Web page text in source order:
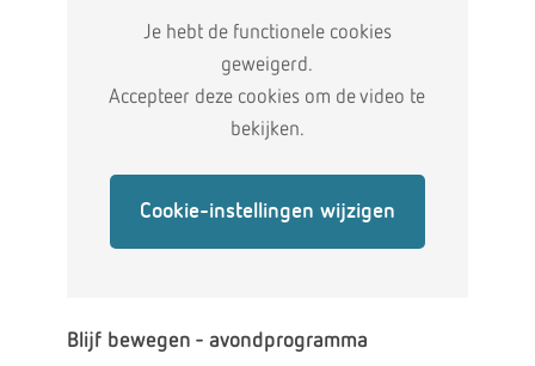
Je hebt de functionele cookies
geweigerd.
Accepteer deze cookies om de video te
bekijken.
Cookie-instellingen wijzigen
Blijf bewegen - avondprogramma